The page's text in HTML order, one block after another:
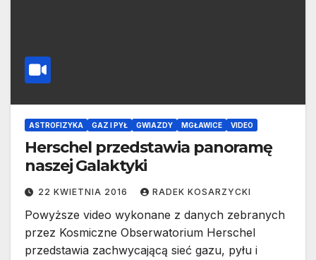
ASTROFIZYKA GAZ I PYŁ GWIAZDY MGŁAWICE VIDEO
Herschel przedstawia panoramę
naszej Galaktyki
22 KWIETNIA 2016 RADEK KOSARZYCKI
Powyższe video wykonane z danych zebranych
przez Kosmiczne Obserwatorium Herschel
przedstawia zachwycającą sieć gazu, pyłu i